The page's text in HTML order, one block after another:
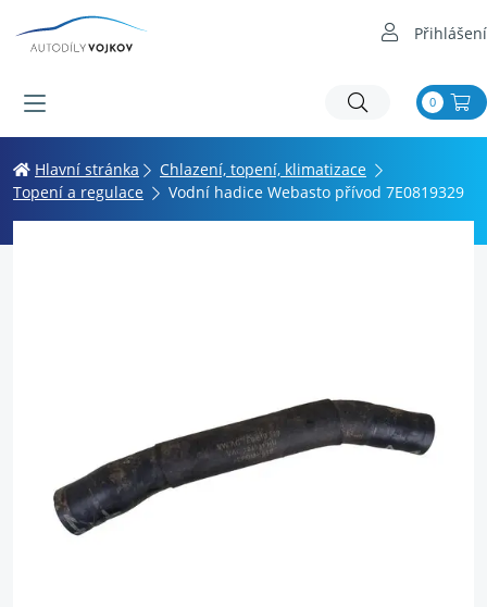
Přihlášení
0
Hlavní stránka
Chlazení, topení, klimatizace
Topení a regulace
Vodní hadice Webasto přívod 7E0819329